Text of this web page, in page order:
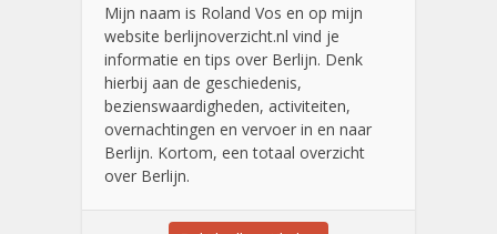
Mijn naam is Roland Vos en op mijn
website berlijnoverzicht.nl vind je
informatie en tips over Berlijn. Denk
hierbij aan de geschiedenis,
bezienswaardigheden, activiteiten,
overnachtingen en vervoer in en naar
Berlijn. Kortom, een totaal overzicht
over Berlijn.